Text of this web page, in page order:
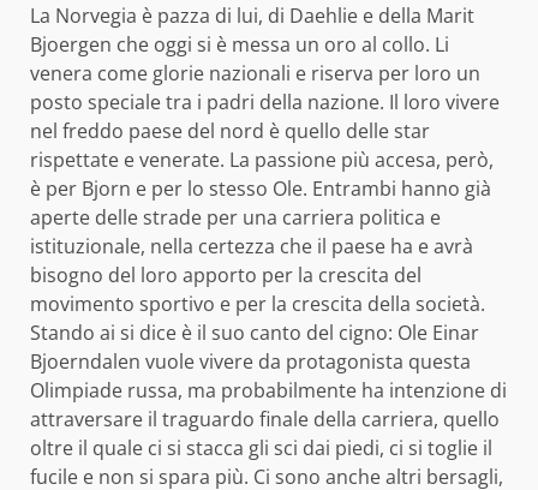
La Norvegia è pazza di lui, di Daehlie e della Marit
Bjoergen che oggi si è messa un oro al collo. Li
venera come glorie nazionali e riserva per loro un
posto speciale tra i padri della nazione. Il loro vivere
nel freddo paese del nord è quello delle star
rispettate e venerate. La passione più accesa, però,
è per Bjorn e per lo stesso Ole. Entrambi hanno già
aperte delle strade per una carriera politica e
istituzionale, nella certezza che il paese ha e avrà
bisogno del loro apporto per la crescita del
movimento sportivo e per la crescita della società.
Stando ai si dice è il suo canto del cigno: Ole Einar
Bjoerndalen vuole vivere da protagonista questa
Olimpiade russa, ma probabilmente ha intenzione di
attraversare il traguardo finale della carriera, quello
oltre il quale ci si stacca gli sci dai piedi, ci si toglie il
fucile e non si spara più. Ci sono anche altri bersagli,